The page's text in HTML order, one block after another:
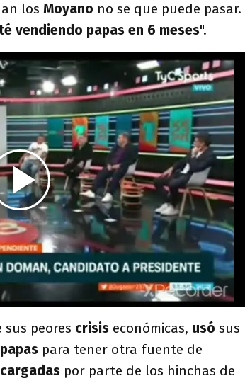
los Moyano no se que puede pasar.
vendiendo papas en 6 meses".
peores crisis económicas, usó sus
papas para tener otra fuente de
cargadas por parte de los hinchas de